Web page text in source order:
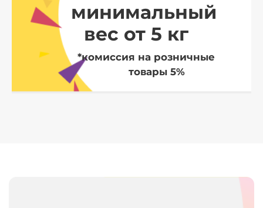
минимальный
вес от 5 кг
*комиссия на розничные
товары 5%